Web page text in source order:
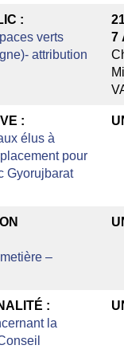
:
verts
attribution
7
:
élus à
pour
Gyorujbarat
–
:
la